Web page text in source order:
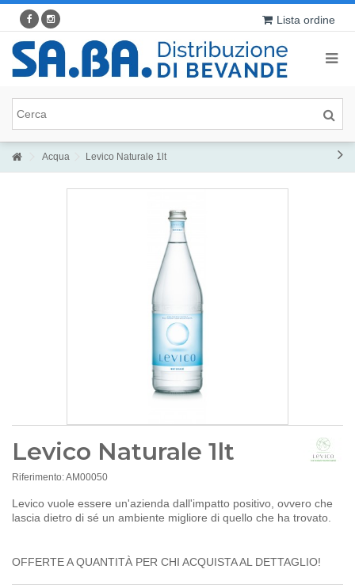
Lista ordine
Acqua Levico Naturale 1lt
Levico Naturale 1lt
Riferimento:AM00050
Levico vuole essere un'azienda dall'impatto positivo, ovvero che
lascia dietro di sé un ambiente migliore di quello che ha trovato.
OFFERTE A QUANTITÀ PER CHI ACQUISTA AL DETTAGLIO!